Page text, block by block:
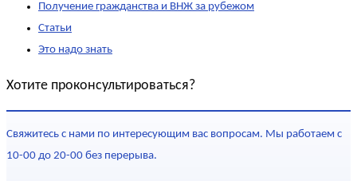
Получение гражданства и ВНЖ за рубежом
Статьи
Это надо знать
Хотите проконсультироваться?
Свяжитесь с нами по интересующим вас вопросам. Мы работаем с
10-00 до 20-00 без перерыва.